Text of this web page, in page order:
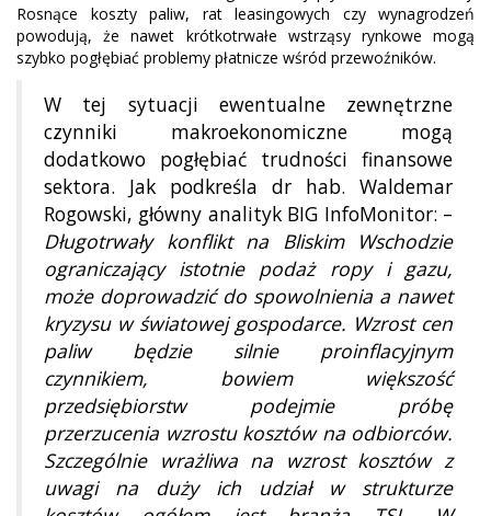
Rosnące koszty paliw, rat leasingowych czy wynagrodzeń
powodują, że nawet krótkotrwałe wstrząsy rynkowe mogą
szybko pogłębiać problemy płatnicze wśród przewoźników.
W tej sytuacji ewentualne zewnętrzne
czynniki makroekonomiczne mogą
dodatkowo pogłębiać trudności finansowe
sektora. Jak podkreśla dr hab. Waldemar
Rogowski, główny analityk BIG InfoMonitor: –
Długotrwały konflikt na Bliskim Wschodzie
ograniczający istotnie podaż ropy i gazu,
może doprowadzić do spowolnienia a nawet
kryzysu w światowej gospodarce. Wzrost cen
paliw będzie silnie proinflacyjnym
czynnikiem, bowiem większość
przedsiębiorstw podejmie próbę
przerzucenia wzrostu kosztów na odbiorców.
Szczególnie wrażliwa na wzrost kosztów z
uwagi na duży ich udział w strukturze